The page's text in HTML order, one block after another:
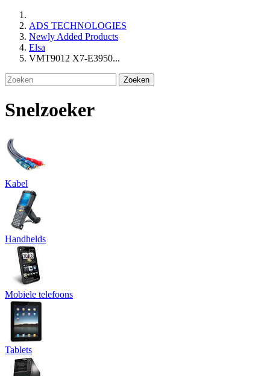
ADS TECHNOLOGIES
Newly Added Products
Elsa
VMT9012 X7-E3950...
Zoeken
Snelzoeker
Kabel
Handhelds
Mobiele telefoons
Tablets